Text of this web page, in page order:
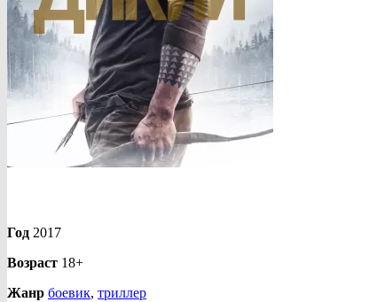
Год 2017
Возраст 18+
Жанр боевик, триллер